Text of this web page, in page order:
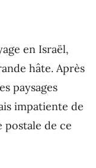
en Israël,
hâte. Après
paysages
impatiente de
de ce